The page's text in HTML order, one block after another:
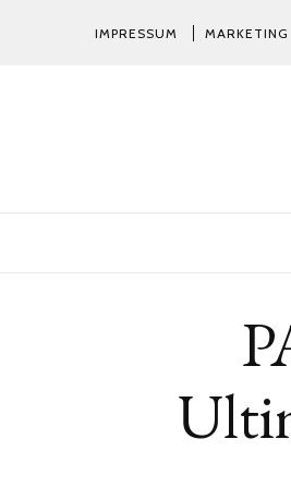
IMPRESSUM MARKETING